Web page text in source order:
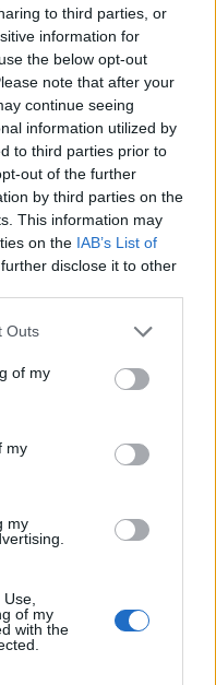
to third parties, or
information for
the below opt-out
note that after your
continue seeing
information utilized by
to third parties prior to
out of the further
by third parties on the
This information may
on the IAB’s List of
disclose it to other
one or more Google
You may click to
its third-party tags to
in below Google
Outs
of my
my
my
of my
with the
będzie minimalnie
o systemy wsparcia
otrzymamy
mocy (84 KM) i
skrzynię zamiast
podsumowanie